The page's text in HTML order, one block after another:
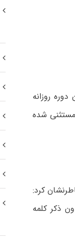
روزانه
شده
کرد:
ذکر کلمه